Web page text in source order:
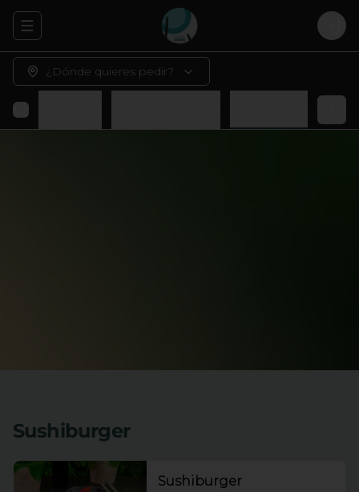
Abrir menu de navegación
¿Dónde quieres pedir?
Rolls sin arroz
Sushiburger
Sushiburger